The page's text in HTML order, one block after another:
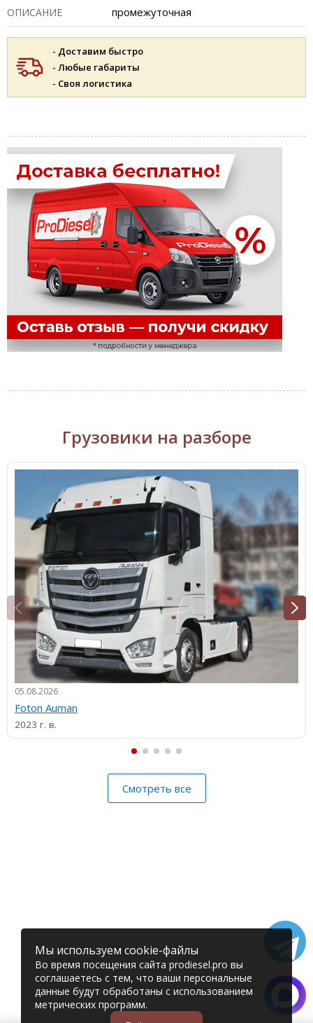
ОПИСАНИЕ промежуточная
- Доставим быстро
- Любые габариты
- Своя логистика
Грузовики на разборе
05.08.2026
Foton Auman
2023 г. в.
Смотреть все
Мы используем cookie-файлы
Во время посещения сайта prodiesel.pro вы
соглашаетесь с тем, что ваши персональные
данные будут обработаны с использованием
метрических программ.